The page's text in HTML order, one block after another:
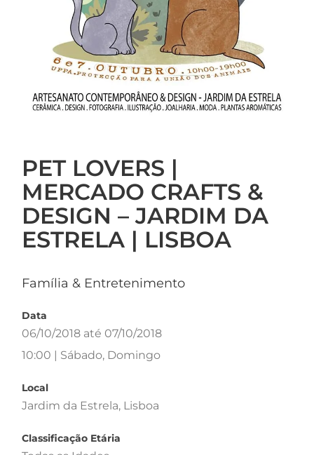
PET LOVERS |
MERCADO CRAFTS &
DESIGN – JARDIM DA
ESTRELA | LISBOA
Família & Entretenimento
Data
06/10/2018 até 07/10/2018
10:00 | Sábado, Domingo
Local
Jardim da Estrela, Lisboa
Classificação Etária